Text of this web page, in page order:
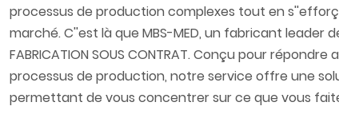
processus de production complexes tout en
marché. C''est là que MBS-MED, un fabricant
FABRICATION SOUS CONTRAT. Conçu pour
processus de production, notre service offre une
permettant de vous concentrer sur ce que vous